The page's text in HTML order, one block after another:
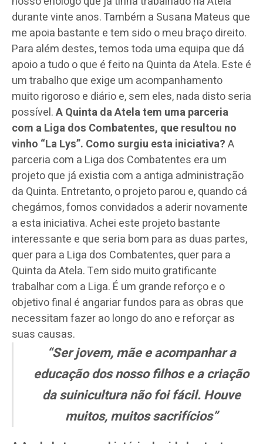
durante vinte anos. Também a Susana Mateus que
me apoia bastante e tem sido o meu braço direito.
Para além destes, temos toda uma equipa que dá
apoio a tudo o que é feito na Quinta da Atela. Este é
um trabalho que exige um acompanhamento
muito rigoroso e diário e, sem eles, nada disto seria
possível.A Quinta da Atela tem uma parceria
com a Liga dos Combatentes, que resultou no
vinho “La Lys”. Como surgiu esta iniciativa?A
parceria com a Liga dos Combatentes era um
projeto que já existia com a antiga administração
da Quinta. Entretanto, o projeto parou e, quando cá
chegámos, fomos convidados a aderir novamente
a esta iniciativa. Achei este projeto bastante
interessante e que seria bom para as duas partes,
quer para a Liga dos Combatentes, quer para a
Quinta da Atela. Tem sido muito gratificante
trabalhar com a Liga. É um grande reforço e o
objetivo final é angariar fundos para as obras que
necessitam fazer ao longo do ano e reforçar as
suas causas.
“Ser jovem, mãe e acompanhar a
educação dos nosso filhos e a criação
da suinicultura não foi fácil. Houve
muitos, muitos sacrifícios”